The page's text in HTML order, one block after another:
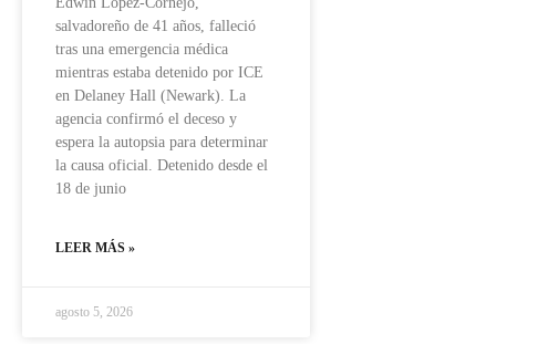
salvadoreño de 41 años, falleció
tras una emergencia médica
mientras estaba detenido por ICE
en Delaney Hall (Newark). La
agencia confirmó el deceso y
espera la autopsia para determinar
la causa oficial. Detenido desde el
18 de junio
LEER MÁS »
agosto 5, 2026